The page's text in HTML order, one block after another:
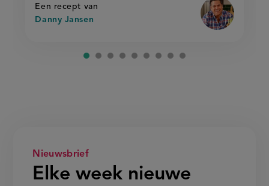
Een recept van
Danny Jansen
rijst
Nieuwsbrief
Elke week nieuwe